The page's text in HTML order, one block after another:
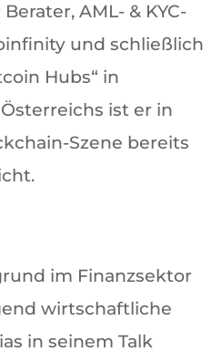
AML- & KYC-
und schließlich
Hubs“ in
ist er in
Szene bereits
im Finanzsektor
wirtschaftliche
in seinem Talk